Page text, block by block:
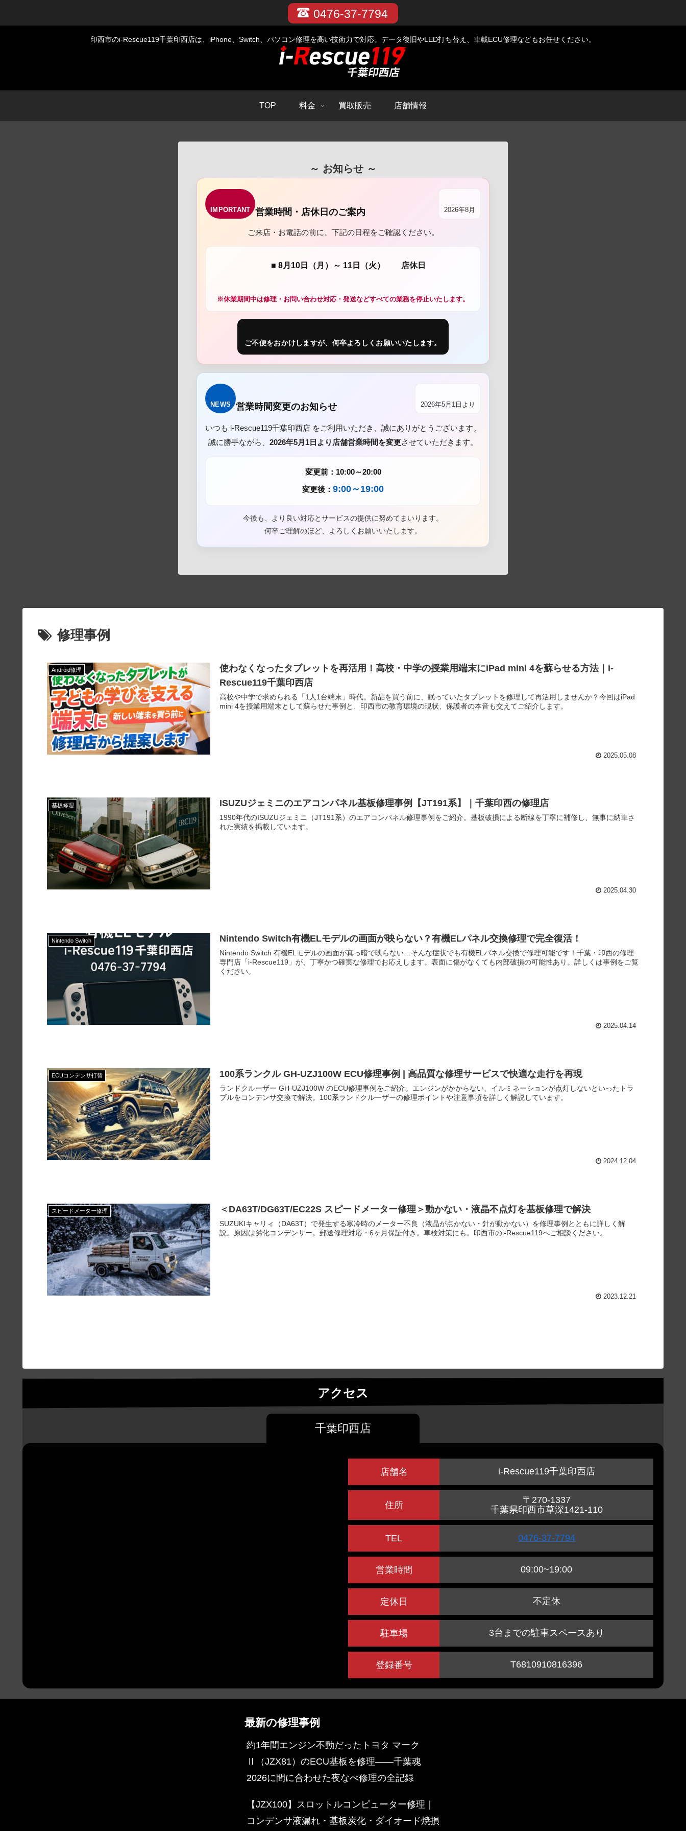
0476-37-7794
印西市のi-Rescue119千葉印西店は、iPhone、Switch、パソコン修理を高い技術力で対応。データ復旧やLED打ち替え、車載ECU修理などもお任せください。
TOP 料金 買取販売 店舗情報
～ お知らせ ～
IMPORTANT 営業時間・店休日のご案内 2026年8月
ご来店・お電話の前に、下記の日程をご確認ください。
■ 8月10日（月）～ 11日（火） 店休日
※休業期間中は修理・お問い合わせ対応・発送などすべての業務を停止いたします。
ご不便をおかけしますが、何卒よろしくお願いいたします。
NEWS 営業時間変更のお知らせ 2026年5月1日より
いつも i-Rescue119千葉印西店 をご利用いただき、誠にありがとうございます。
誠に勝手ながら、 2026年5月1日より店舗営業時間を変更させていただきます。
変更前：10:00～20:00
変更後： 9:00～19:00
今後も、より良い対応とサービスの提供に努めてまいります。
何卒ご理解のほど、よろしくお願いいたします。
修理事例
Android修理
使わなくなったタブレットを再活用！高校・中学の授業用端末にiPad mini 4を蘇らせる方法｜i-
Rescue119千葉印西店
高校や中学で求められる「1人1台端末」時代。新品を買う前に、眠っていたタブレットを修理して再活用しませんか？今回はiPad
mini 4を授業用端末として蘇らせた事例と、印西市の教育環境の現状、保護者の本音も交えてご紹介します。
2025.05.08
基板修理 ISUZUジェミニのエアコンパネル基板修理事例【JT191系】｜千葉印西の修理店
1990年代のISUZUジェミニ（JT191系）のエアコンパネル修理事例をご紹介。基板破損による断線を丁寧に補修し、無事に納車さ
れた実績を掲載しています。
2025.04.30
Nintendo Switch Nintendo Switch有機ELモデルの画面が映らない？有機ELパネル交換修理で完全復活！
Nintendo Switch 有機ELモデルの画面が真っ暗で映らない…そんな症状でも有機ELパネル交換で修理可能です！千葉・印西の修理
専門店「i-Rescue119」が、丁寧かつ確実な修理でお応えします。表面に傷がなくても内部破損の可能性あり。詳しくは事例をご覧
ください。
2025.04.14
ECUコンデンサ打替 100系ランクル GH-UZJ100W ECU修理事例 | 高品質な修理サービスで快適な走行を再現
ランドクルーザー GH-UZJ100W のECU修理事例をご紹介。エンジンがかからない、イルミネーションが点灯しないといったトラ
ブルをコンデンサ交換で解決。100系ランドクルーザーの修理ポイントや注意事項を詳しく解説しています。
2024.12.04
スピードメーター修理 ＜DA63T/DG63T/EC22S スピードメーター修理＞動かない・液晶不点灯を基板修理で解決
SUZUKIキャリィ（DA63T）で発生する寒冷時のメーター不良（液晶が点かない・針が動かない）を修理事例とともに詳しく解
説。原因は劣化コンデンサー。郵送修理対応・6ヶ月保証付き。車検対策にも。印西市のi-Rescue119へご相談ください。
2023.12.21
アクセス
千葉印西店
店舗名 i-Rescue119千葉印西店
住所
〒270-1337
千葉県印西市草深1421-110
TEL 0476-37-7794
営業時間 09:00~19:00
定休日 不定休
駐車場 3台までの駐車スペースあり
登録番号 T6810910816396
最新の修理事例
約1年間エンジン不動だったトヨタ マーク
Ⅱ（JZX81）のECU基板を修理——千葉魂
2026に間に合わせた夜なべ修理の全記録
【JZX100】スロットルコンピューター修理｜
コンデンサ液漏れ・基板炭化・ダイオード焼損